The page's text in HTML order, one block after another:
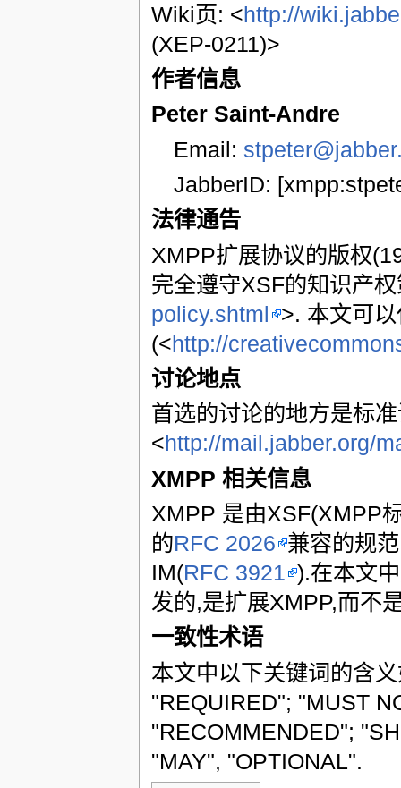
Wiki页: <http://
(XEP-0211)>
作者信息
Peter Saint-Andre
Email:
JabberID:
法律通告
XMPP扩展协议的版权
完全遵守XSF的知识产
policy.shtml >. 本文可
(<http://
讨论地点
首选的讨论的地方是标
<http://mail.jabber.org/
XMPP 相关信息
XMPP 是由XSF(XMPP
的RFC 2026 兼容的规
IM(RFC 3921 ).在本文
发的,是扩展XMPP,而不
一致性术语
本文中以下关键词的含
"REQUIRED"; "MUST
"RECOMMENDED";
"MAY", "OPTIONAL".